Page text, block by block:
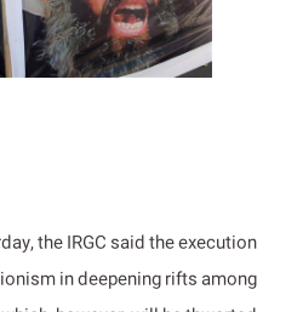
the IRGC said the execution
in deepening rifts among